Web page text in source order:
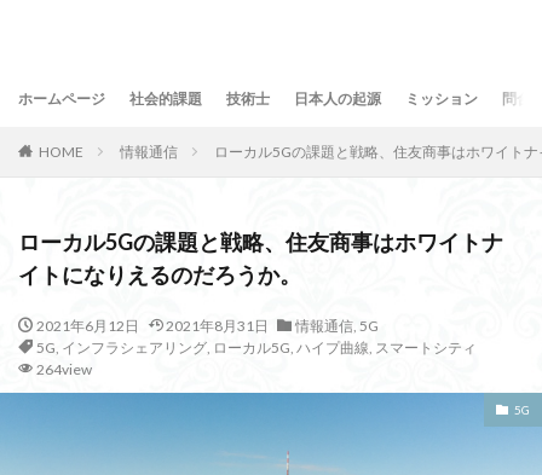
ホームページ 社会的課題 技術士 日本人の起源 ミッション 問合
HOME 情報通信 ローカル5Gの課題と戦略、住友商事はホワイト
ローカル5Gの課題と戦略、住友商事はホワイトナ
イトになりえるのだろうか。
2021年6月12日 2021年8月31日 情報通信, 5G
5G, インフラシェアリング, ローカル5G, ハイプ曲線, スマートシティ
264view
5G